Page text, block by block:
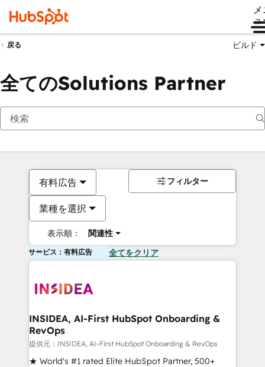
ュ
戻る ビルド
全てのSolutions Partner
有料広告
業種を選択
表示順： 関連性
フィルター
サービス：有料広告 全てをクリア
INSIDEA, AI-First HubSpot Onboarding &
RevOps
提供元：INSIDEA, AI-First HubSpot Onboarding & RevOps
★ World's #1 rated Elite HubSpot Partner, 500+